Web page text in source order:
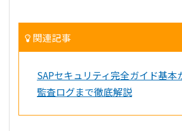
関連記事
SAPセキュリティ完全ガイド基本
監査ログまで徹底解説